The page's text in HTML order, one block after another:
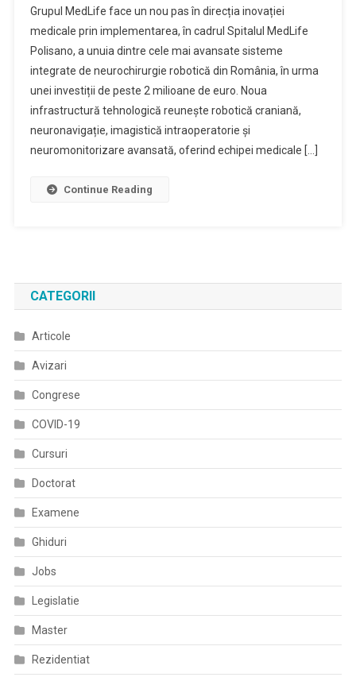
Grupul MedLife face un nou pas în direcția inovației
medicale prin implementarea, în cadrul Spitalul MedLife
Polisano, a unuia dintre cele mai avansate sisteme
integrate de neurochirurgie robotică din România, în urma
unei investiții de peste 2 milioane de euro. Noua
infrastructură tehnologică reunește robotică craniană,
neuronavigație, imagistică intraoperatorie și
neuromonitorizare avansată, oferind echipei medicale […]
Continue Reading
CATEGORII
Articole
Avizari
Congrese
COVID-19
Cursuri
Doctorat
Examene
Ghiduri
Jobs
Legislatie
Master
Rezidentiat